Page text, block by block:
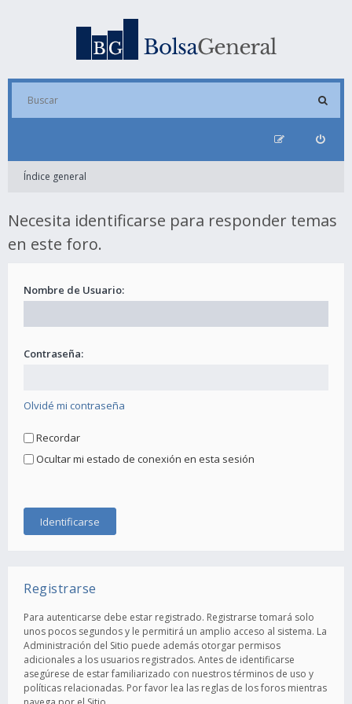
Índice general
Necesita identificarse para responder temas
en este foro.
Nombre de Usuario:
Contraseña:
Olvidé mi contraseña
Recordar
Ocultar mi estado de conexión en esta sesión
Registrarse
Para autenticarse debe estar registrado. Registrarse tomará solo
unos pocos segundos y le permitirá un amplio acceso al sistema. La
Administración del Sitio puede además otorgar permisos
adicionales a los usuarios registrados. Antes de identificarse
asegúrese de estar familiarizado con nuestros términos de uso y
políticas relacionadas. Por favor lea las reglas de los foros mientras